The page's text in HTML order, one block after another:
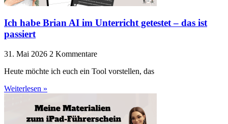
Ich habe Brian AI im Unterricht getestet – das ist
passiert
31. Mai 2026 2 Kommentare
Heute möchte ich euch ein Tool vorstellen, das
Weiterlesen »